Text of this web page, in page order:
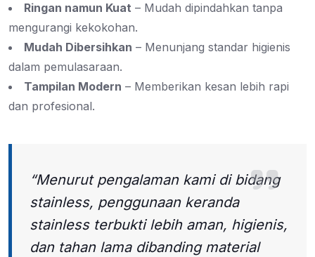
Ringan namun Kuat – Mudah dipindahkan tanpa
mengurangi kekokohan.
Mudah Dibersihkan – Menunjang standar higienis
dalam pemulasaraan.
Tampilan Modern – Memberikan kesan lebih rapi
dan profesional.
“Menurut pengalaman kami di bidang
stainless, penggunaan keranda
stainless terbukti lebih aman, higienis,
dan tahan lama dibanding material